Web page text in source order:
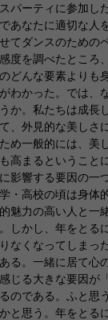
パーティに参加し
あなたに適切な人
てダンスのための
度を調べたところ
どんな要素よりも
わかった。では、
か。私たちは成長
、外見的な美しさ
め一般的には、美
高まるということ
影響する要因の一
・高校の頃は身体
魅力の高い人と一
しかし、年をとる
なくなってしまっ
る。一緒に居て心
じる大きな要因が
のである。ふと思
と思う。年をとる